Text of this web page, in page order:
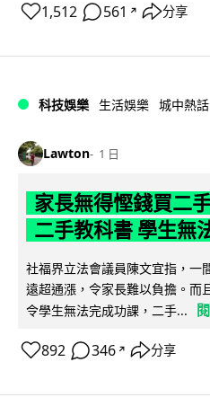
1,512 561 ↗ 分享
科技娛樂 生活娛樂 城中熱話
Lawton 1 日
家長無得慳錢買二
二手教科書 學生無
社福界立法會議員陳文宜指，一
遠超通漲，令家長難以負擔。而
令學生無法完成功課，二手...
892 346 ↗ 分享